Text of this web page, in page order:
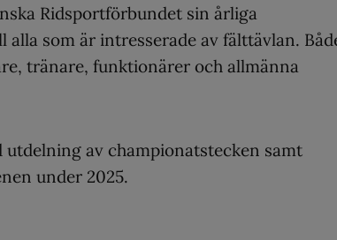
Ridsportförbundet sin årliga
som är intresserade av fälttävlan.
tränare, funktionärer och allmänna
av championatstecken samt
under 2025.